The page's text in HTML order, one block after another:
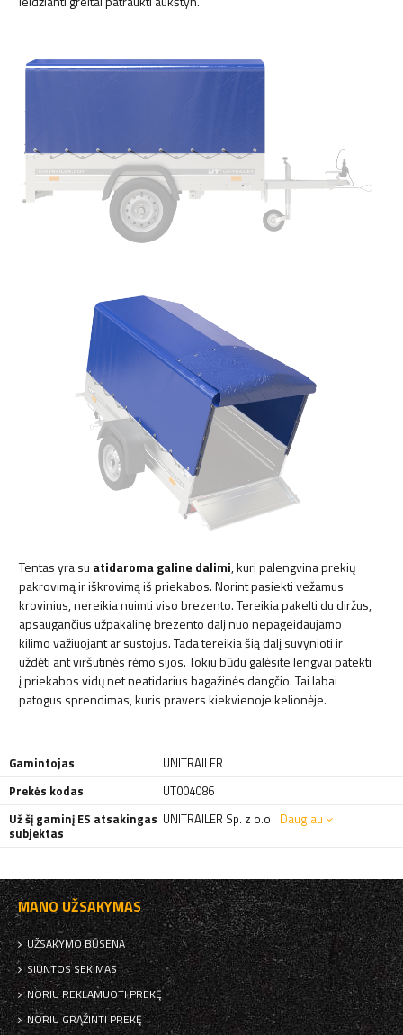
Tentas yra su atidaroma galine dalimi, kuri palengvina prekių
pakrovimą ir iškrovimą iš priekabos. Norint pasiekti vežamus
krovinius, nereikia nuimti viso brezento. Tereikia pakelti du diržus,
apsaugančius užpakalinę brezento dalį nuo nepageidaujamo
kilimo važiuojant ar sustojus. Tada tereikia šią dalį suvynioti ir
uždėti ant viršutinės rėmo sijos. Tokiu būdu galėsite lengvai patekti
į priekabos vidų net neatidarius bagažinės dangčio. Tai labai
patogus sprendimas, kuris pravers kiekvienoje kelionėje.
Gamintojas
UNITRAILER
Prekės kodas
UT004086
Už šį gaminį ES atsakingas
subjektas
UNITRAILER Sp. z o.o Daugiau
MANO UŽSAKYMAS
UŽSAKYMO BŪSENA
SIUNTOS SEKIMAS
NORIU REKLAMUOTI PREKĘ
NORIU GRĄŽINTI PREKĘ